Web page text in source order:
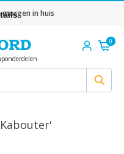
morgen in huis
0